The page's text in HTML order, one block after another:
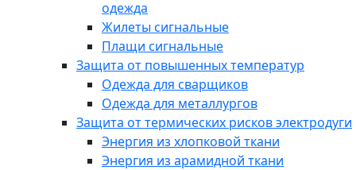
одежда
Жилеты сигнальные
Плащи сигнальные
Защита от повышенных температур
Одежда для сварщиков
Одежда для металлургов
Защита от термических рисков электродуги
Энергия из хлопковой ткани
Энергия из арамидной ткани